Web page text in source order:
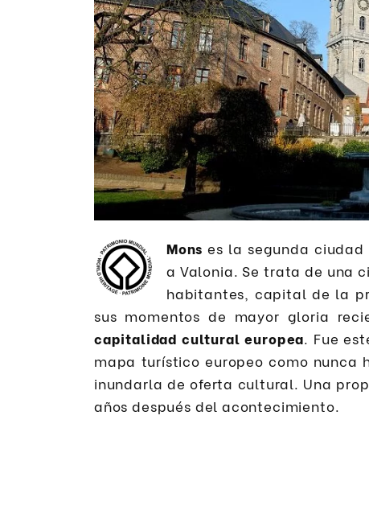
Mons es la segunda
a Valonia. Se trata de una
habitantes, capital de la
sus momentos de mayor gloria
capitalidad cultural europea . Fue
mapa turístico europeo como nunca
inundarla de oferta cultural. Una
años después del acontecimiento.